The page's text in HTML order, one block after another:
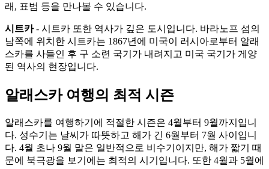
래, 표범 등을 만나볼 수 있습니다.
시트카- 시트카 또한 역사가 깊은 도시입니다. 바라노프 섬의
남쪽에 위치한 시트카는 1867년에 미국이 러시아로부터 알래
스카를 사들인 후 구 소련 국기가 내려지고 미국 국기가 게양
된 역사의 현장입니다.
알래스카 여행의 최적 시즌
알래스카를 여행하기에 적절한 시즌은 4월부터 9월까지입니
다. 성수기는 날씨가 따뜻하고 해가 긴 6월부터 7월 사이입니
다. 4월 초나 9월 말은 일반적으로 비수기이지만, 해가 짧기 때
문에 북극광을 보기에는 최적의 시기입니다. 또한 4월과 5월에